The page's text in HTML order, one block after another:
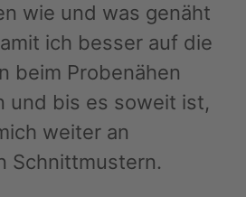
wie und was genäht
ich besser auf die
beim Probenähen
und bis es soweit ist,
weiter an
Schnittmustern.